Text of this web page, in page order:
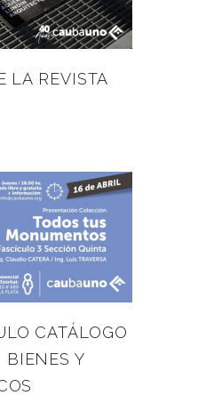
LA REVISTA
CATÁLOGO
Y